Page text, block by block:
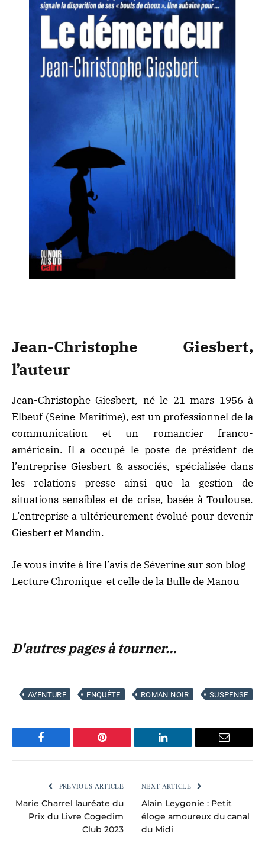
Jean-Christophe Giesbert,
l’auteur
Jean-Christophe Giesbert, né le 21 mars 1956 à
Elbeuf (Seine-Maritime), est un professionnel de la
communication et un romancier franco-
américain. Il a occupé le poste de président de
l’entreprise Giesbert & associés, spécialisée dans
les relations presse ainsi que la gestion de
situations sensibles et de crise, basée à Toulouse.
L’entreprise a ultérieurement évolué pour devenir
Giesbert et Mandin.
Je vous invite à lire l’avis de Séverine sur son blog
Lecture Chronique et celle de la Bulle de Manou
D'autres pages à tourner…
AVENTURE ENQUÊTE ROMAN NOIR SUSPENSE
Facebook Pinterest LinkedIn Email
PREVIOUS ARTICLE
Marie Charrel lauréate du
Prix du Livre Cogedim
Club 2023
NEXT ARTICLE
Alain Leygonie : Petit
éloge amoureux du canal
du Midi